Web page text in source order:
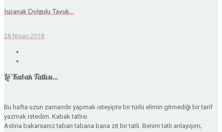
Ispanak Dolgulu Tavuk…
28 Nisan 2018
Lö’Kabak Tatlısı…
Bu hafta uzun zamandır yapmak isteyipte bir türlü elimin gitmediği bir tarif
yazmak istedim. Kabak tatlısı.
Aslına bakarsanız taban tabana bana zıt bir tatlı. Benim tatlı anlayışım;